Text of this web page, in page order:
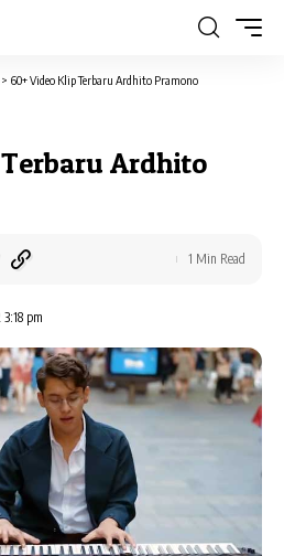
> 60+ Video Klip Terbaru Ardhito Pramono
Ardhito
pm
1 Min Read